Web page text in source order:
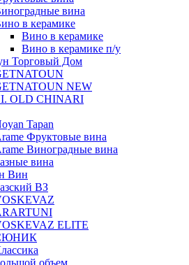
вина
в керамике
Вино в керамике
Вино в керамике п/у
Торговый Дом
NEW
OLD CHINARI
Tapan
Фруктовые вина
Виноградные вина
вина
Вин
ВЗ
ELITE
объем